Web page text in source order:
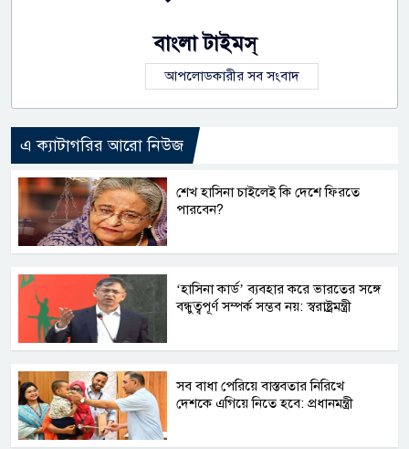
বাংলা টাইমস্
আপলোডকারীর সব সংবাদ
এ ক্যাটাগরির আরো নিউজ
শেখ হাসিনা চাইলেই কি দেশে ফিরতে
পারবেন?
‘হাসিনা কার্ড’ ব্যবহার করে ভারতের সঙ্গে
বন্ধুত্বপূর্ণ সম্পর্ক সম্ভব নয়: স্বরাষ্ট্রমন্ত্রী
সব বাধা পেরিয়ে বাস্তবতার নিরিখে
দেশকে এগিয়ে নিতে হবে: প্রধানমন্ত্রী